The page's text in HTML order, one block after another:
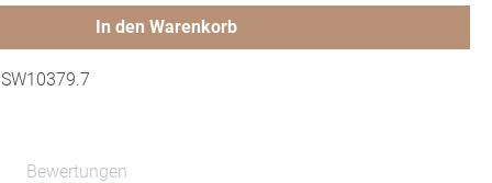
In den Warenkorb
SW10379.7
Bewertungen